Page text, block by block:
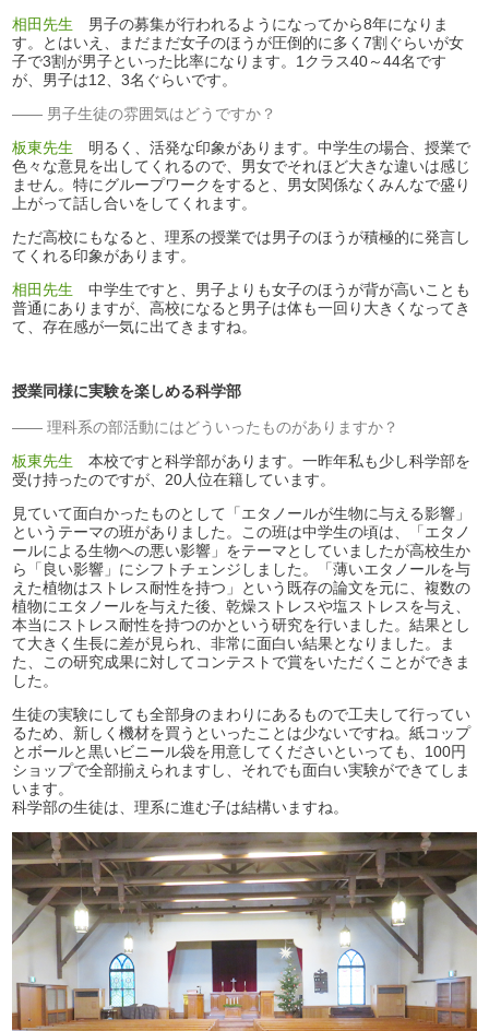
相田先生 男子の募集が行われるようになってから8年になりま
す。とはいえ、まだまだ女子のほうが圧倒的に多く7割ぐらいが女
子で3割が男子といった比率になります。1クラス40～44名です
が、男子は12、3名ぐらいです。
男子生徒の雰囲気はどうですか？
板東先生 明るく、活発な印象があります。中学生の場合、授業で
色々な意見を出してくれるので、男女でそれほど大きな違いは感じ
ません。特にグループワークをすると、男女関係なくみんなで盛り
上がって話し合いをしてくれます。
ただ高校にもなると、理系の授業では男子のほうが積極的に発言し
てくれる印象があります。
相田先生中学生ですと、男子よりも女子のほうが背が高いことも
普通にありますが、高校になると男子は体も一回り大きくなってき
て、存在感が一気に出てきますね。
授業同様に実験を楽しめる科学部
理科系の部活動にはどういったものがありますか？
板東先生本校ですと科学部があります。一昨年私も少し科学部を
受け持ったのですが、20人位在籍しています。
見ていて面白かったものとして「エタノールが生物に与える影響」
というテーマの班がありました。この班は中学生の頃は、「エタノ
ールによる生物への悪い影響」をテーマとしていましたが高校生か
ら「良い影響」にシフトチェンジしました。「薄いエタノールを与
えた植物はストレス耐性を持つ」という既存の論文を元に、複数の
植物にエタノールを与えた後、乾燥ストレスや塩ストレスを与え、
本当にストレス耐性を持つのかという研究を行いました。結果とし
て大きく生長に差が見られ、非常に面白い結果となりました。ま
た、この研究成果に対してコンテストで賞をいただくことができま
した。
生徒の実験にしても全部身のまわりにあるもので工夫して行ってい
るため、新しく機材を買うといったことは少ないですね。紙コップ
とボールと黒いビニール袋を用意してくださいといっても、100円
ショップで全部揃えられますし、それでも面白い実験ができてしま
います。
科学部の生徒は、理系に進む子は結構いますね。